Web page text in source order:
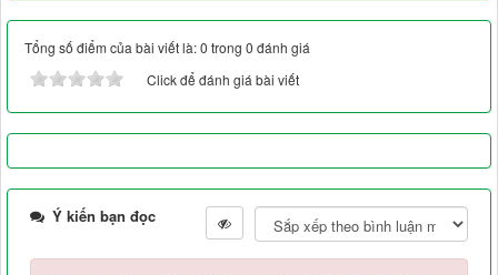
Tổng số điểm của bài viết là: 0 trong 0 đánh giá
Click để đánh giá bài viết
Ý kiến bạn đọc